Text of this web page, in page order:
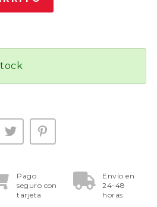
Pago
seguro con
tarjeta
Envío en
24-48
horas